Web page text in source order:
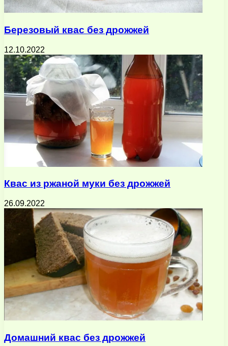
Березовый квас без дрожжей
12.10.2022
Квас из ржаной муки без дрожжей
26.09.2022
Домашний квас без дрожжей